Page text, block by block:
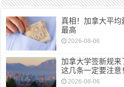
真相！加拿大平均
最高
2026-08-06
加拿大学签新规来
这几条一定要注意
2026-08-06